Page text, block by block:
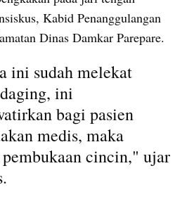
Kabid Penanggulangan
Dinas Damkar Parepare.
ini sudah melekat
ini
bagi pasien
medis, maka
cincin," ujar